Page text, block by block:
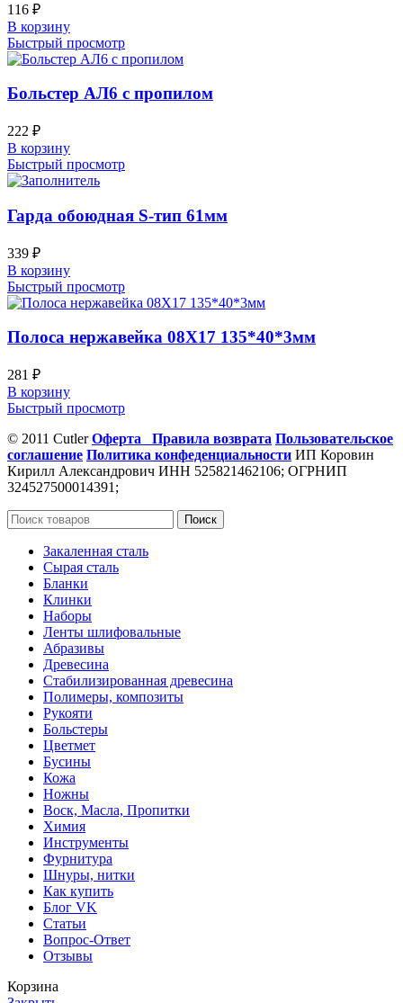
116 ₽
В корзину
Быстрый просмотр
Больстер АЛ6 с пропилом
222 ₽
В корзину
Быстрый просмотр
Гарда обоюдная S-тип 61мм
339 ₽
В корзину
Быстрый просмотр
Полоса нержавейка 08Х17 135*40*3мм
281 ₽
В корзину
Быстрый просмотр
© 2011 CutlerОферта Правила возврата Пользовательское
соглашение Политика конфеденциальности ИП Коровин
Кирилл Александрович ИНН 525821462106; ОГРНИП
324527500014391;
Поиск
Закаленная сталь
Сырая сталь
Бланки
Клинки
Наборы
Ленты шлифовальные
Абразивы
Древесина
Стабилизированная древесина
Полимеры, композиты
Рукояти
Больстеры
Цветмет
Бусины
Кожа
Ножны
Воск, Масла, Пропитки
Химия
Инструменты
Фурнитура
Шнуры, нитки
Как купить
Блог VK
Статьи
Вопрос-Ответ
Отзывы
Корзина